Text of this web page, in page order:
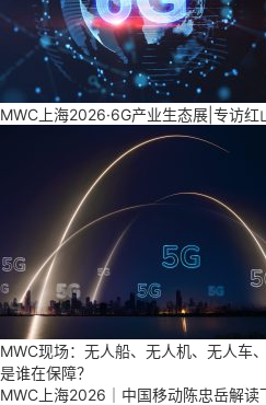
MWC上海2026·6G产业生态展|专访红
MWC现场：无人船、无人机、无人车
是谁在保障？
MWC上海2026｜中国移动陈忠岳解